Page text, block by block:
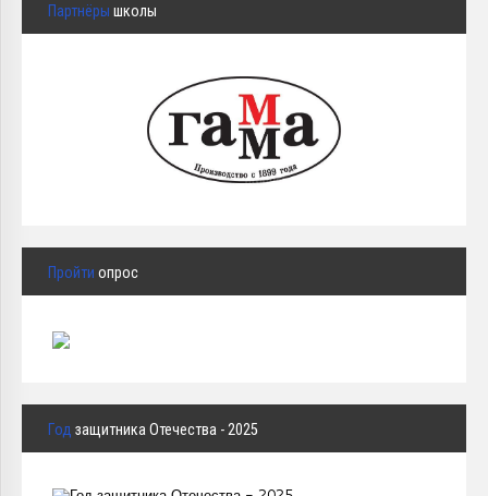
Партнёры школы
Пройти опрос
Год защитника Отечества - 2025